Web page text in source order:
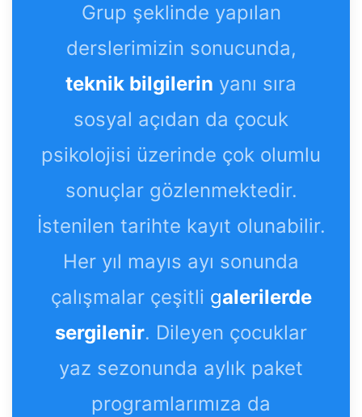
Grup şeklinde yapılan
derslerimizin sonucunda,
teknik bilgilerin yanı sıra
sosyal açıdan da çocuk
psikolojisi üzerinde çok olumlu
sonuçlar gözlenmektedir.
İstenilen tarihte kayıt olunabilir.
Her yıl mayıs ayı sonunda
çalışmalar çeşitli galerilerde
sergilenir. Dileyen çocuklar
yaz sezonunda aylık paket
programlarımıza da